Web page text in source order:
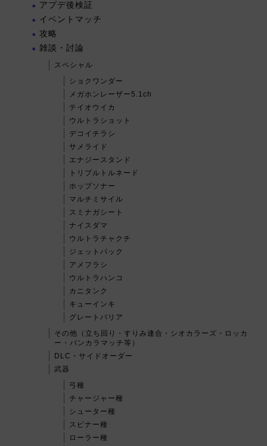
アプデ後検証
イベントマッチ
攻略
雑談・討論
スペシャル
ショクワンダー
メガホンレーザー5.1ch
テイオウイカ
ウルトラショット
デコイチラシ
サメライド
エナジースタンド
トリプルトルネード
ホップソナー
マルチミサイル
スミナガシート
ナイスダマ
ウルトラチャクチ
ジェットパック
アメフラシ
ウルトラハンコ
カニタンク
キューインキ
グレートバリア
その他（立ち回り・すりみ連合・シオカラーズ・ロッカ
ー・バンカラマッチ等）
DLC・サイドオーダー
武器
弓種
チャージャー種
シューター種
スピナー種
ローラー種